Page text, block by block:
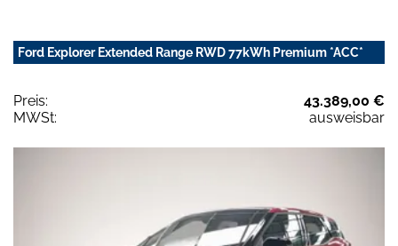
Ford Explorer Extended Range RWD 77kWh Premium *ACC*
Preis:
43.389,00 €
MWSt:
ausweisbar